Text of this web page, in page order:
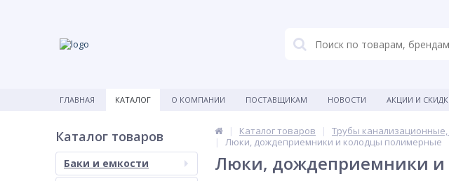
ГЛАВНАЯ КАТАЛОГ О КОМПАНИИ ПОСТАВЩИКАМ НОВОСТИ АКЦИИ И
Каталог товаров
Баки и емкости
Каталог товаров
Трубы
Люки, дождеприемники и колодцы полимерные
Люки, дождеприемники